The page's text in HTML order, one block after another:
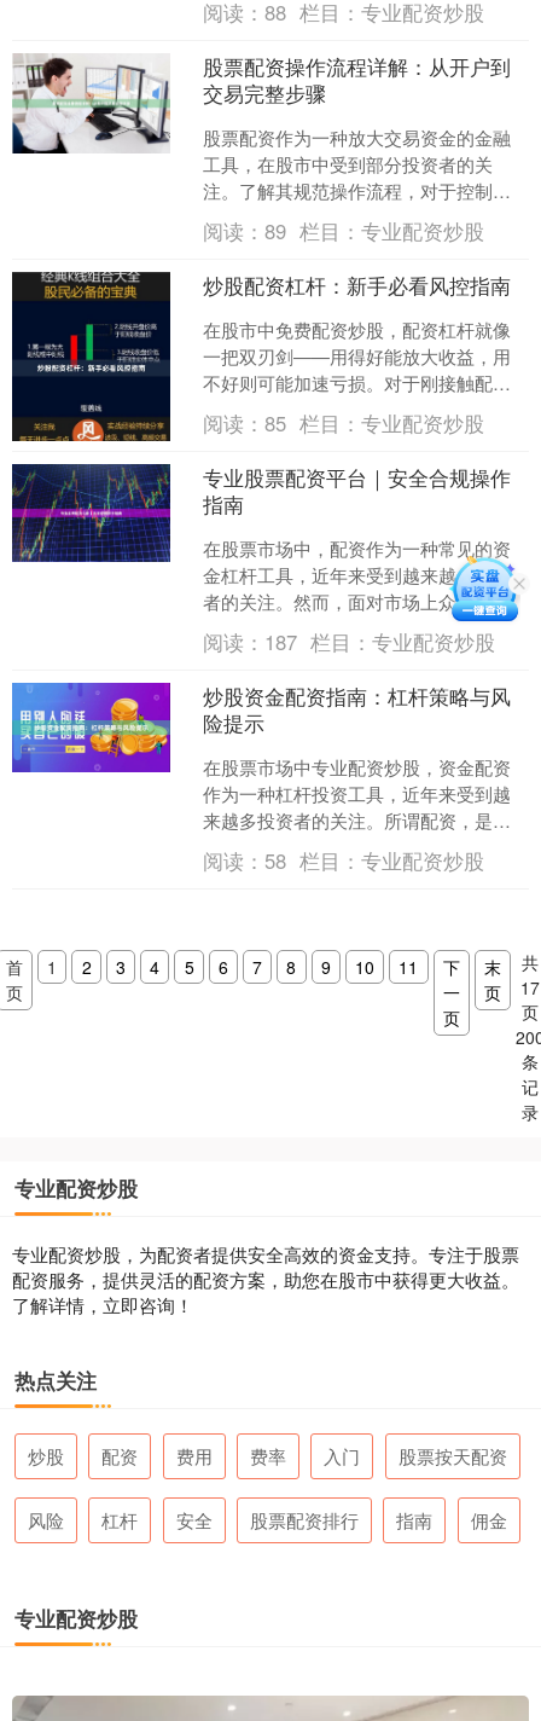
上海股票配资公司哪家....
阅读：88 栏目：专业配资炒股
股票配资操作流程详解：从开户到
交易完整步骤
股票配资作为一种放大交易资金的金融
工具，在股市中受到部分投资者的关
注。了解其规范操作流程，对于控制风
险、保障权益至关重要。本文将系统解
析股票配资从开户到交易的完....
阅读：89 栏目：专业配资炒股
炒股配资杠杆：新手必看风控指南
在股市中免费配资炒股，配资杠杆就像
一把双刃剑——用得好能放大收益，用
不好则可能加速亏损。对于刚接触配资
的新手而言，理解风控逻辑比追求高收
益更重要。本文将为你梳理....
阅读：85 栏目：专业配资炒股
专业股票配资平台｜安全合规操作
指南
在股票市场中，配资作为一种常见的资
金杠杆工具，近年来受到越来越多投资
者的关注。然而，面对市场上众多的配
资平台，如何选择专业、安全、合规的
平台，成为投资者首要考虑....
阅读： 187 栏目：专业配资炒股
炒股资金配资指南：杠杆策略与风
险提示
在股票市场中专业配资炒股，资金配资
作为一种杠杆投资工具，近年来受到越
来越多投资者的关注。所谓配资，是指
投资者通过向配资公司或平台借入资
金，以放大自有资金的投资规....
阅读： 58 栏目：专业配资炒股
首
页
1 2 3 4 5 6 7 8 9 10 11
下
一
页
末
页
共
17
页
条
记
录
专业配资炒股
专业配资炒股，为配资者提供安全高效的资金支持。专注于股票
配资服务，提供灵活的配资方案，助您在股市中获得更大收益。
了解详情，立即咨询！
热点关注
炒股 配资 费用 费率 入门 股票按天配资
风险 杠杆 安全 股票配资排行 指南 佣金
专业配资炒股